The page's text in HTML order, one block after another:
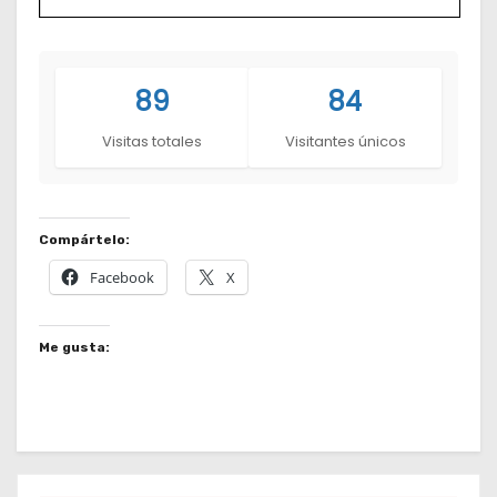
89
Visitas totales
84
Visitantes únicos
Compártelo:
Facebook X
Me gusta: